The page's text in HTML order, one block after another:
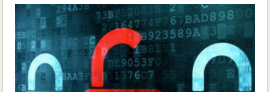
000webhost
空
间
被
黑
谈
使